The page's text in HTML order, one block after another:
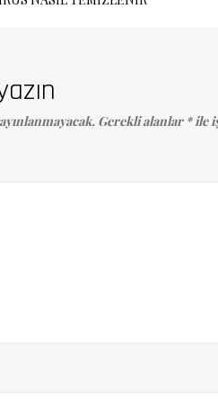
Gerekli alanlar *ile